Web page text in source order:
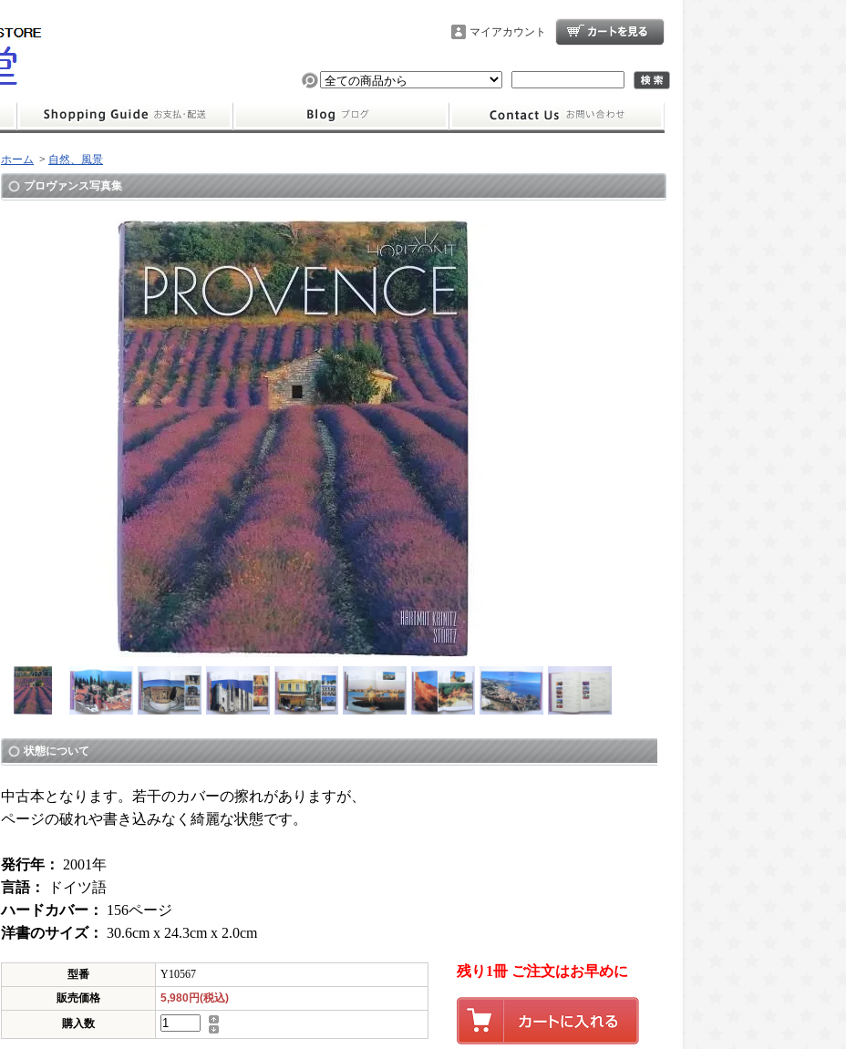
マイアカウント
ホーム > 自然、風景
プロヴァンス写真集
状態について
中古本となります。若干のカバーの擦れがありますが、
ページの破れや書き込みなく綺麗な状態です。
発行年：
2001年
言語：
ドイツ語
ハードカバー：
156ページ
洋書のサイズ： 30.6cm x 24.3cm x 2.0cm
型番
Y10567
販売価格
5,980円(税込)
購入数
残り1冊 ご注文はお早めに